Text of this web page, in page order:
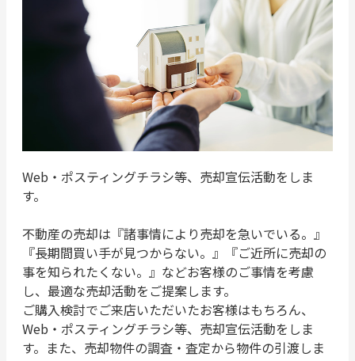
Web・ポスティングチラシ等、売却宣伝活動をしま
す。
不動産の売却は『諸事情により売却を急いでいる。』
『長期間買い手が見つからない。』『ご近所に売却の
事を知られたくない。』などお客様のご事情を考慮
し、最適な売却活動をご提案します。
ご購入検討でご来店いただいたお客様はもちろん、
Web・ポスティングチラシ等、売却宣伝活動をしま
す。また、売却物件の調査・査定から物件の引渡しま